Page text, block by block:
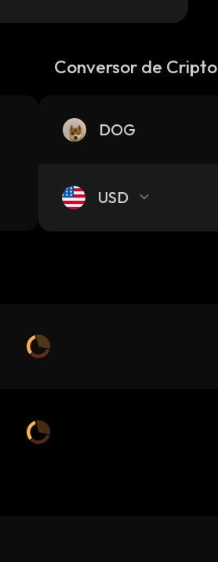
Conversor de Cripto
DOG
USD